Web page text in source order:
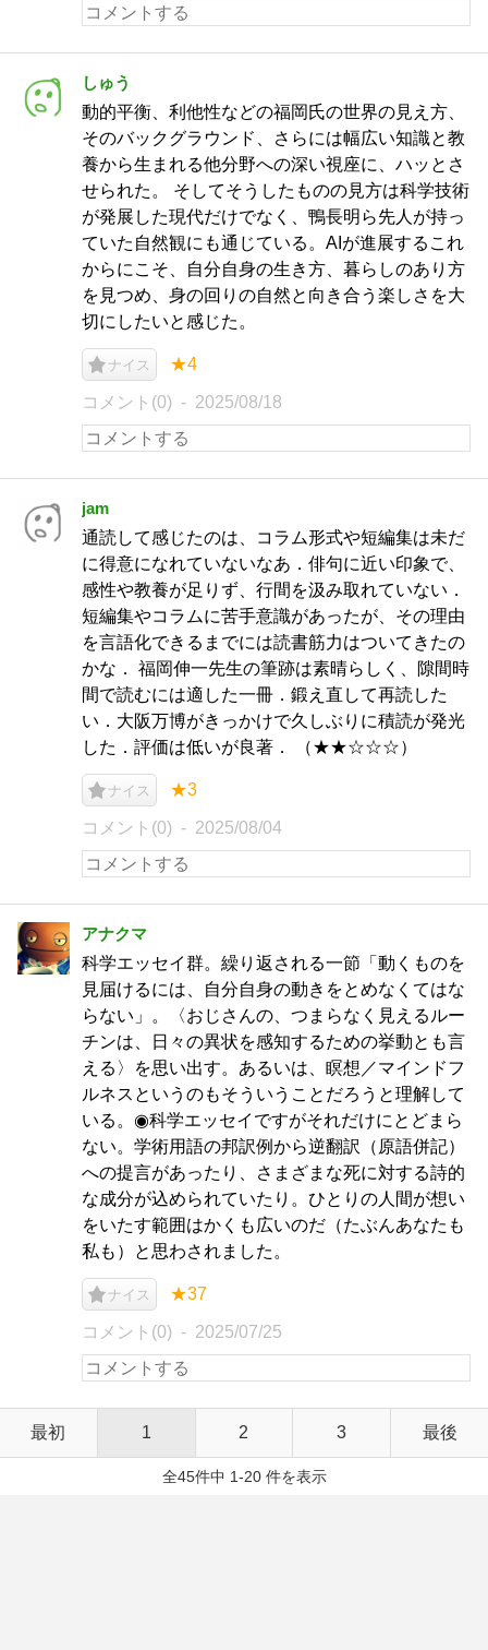
しゅう
動的平衡、利他性などの福岡氏の世界の見え方、
そのバックグラウンド、さらには幅広い知識と教
養から生まれる他分野への深い視座に、ハッとさ
せられた。 そしてそうしたものの見方は科学技術
が発展した現代だけでなく、鴨長明ら先人が持っ
ていた自然観にも通じている。AIが進展するこれ
からにこそ、自分自身の生き方、暮らしのあり方
を見つめ、身の回りの自然と向き合う楽しさを大
切にしたいと感じた。
ナイス ★4
コメント(0) 2025/08/18
jam
通読して感じたのは、コラム形式や短編集は未だ
に得意になれていないなあ．俳句に近い印象で、
感性や教養が足りず、行間を汲み取れていない．
短編集やコラムに苦手意識があったが、その理由
を言語化できるまでには読書筋力はついてきたの
かな． 福岡伸一先生の筆跡は素晴らしく、隙間時
間で読むには適した一冊．鍛え直して再読した
い．大阪万博がきっかけで久しぶりに積読が発光
した．評価は低いが良著． （★★☆☆☆）
ナイス ★3
コメント(0) 2025/08/04
アナクマ
科学エッセイ群。繰り返される一節「動くものを
見届けるには、自分自身の動きをとめなくてはな
らない」。〈おじさんの、つまらなく見えるルー
チンは、日々の異状を感知するための挙動とも言
える〉を思い出す。あるいは、瞑想／マインドフ
ルネスというのもそういうことだろうと理解して
いる。◉科学エッセイですがそれだけにとどまら
ない。学術用語の邦訳例から逆翻訳（原語併記）
への提言があったり、さまざまな死に対する詩的
な成分が込められていたり。ひとりの人間が想い
をいたす範囲はかくも広いのだ（たぶんあなたも
私も）と思わされました。
ナイス ★37
コメント(0) 2025/07/25
最初 1 2 3 最後
全45件中 1-20 件を表示